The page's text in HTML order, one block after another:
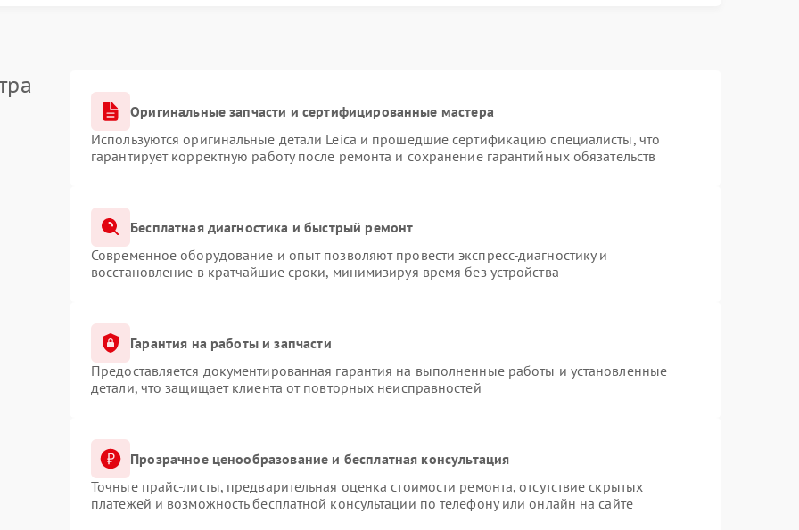
Оригинальные запчасти и сертифицированные мастера
Используются оригинальные детали Leica и прошедшие сертификацию специалисты, что
гарантирует корректную работу после ремонта и сохранение гарантийных обязательств
Бесплатная диагностика и быстрый ремонт
Современное оборудование и опыт позволяют провести экспресс-диагностику и
восстановление в кратчайшие сроки, минимизируя время без устройства
Гарантия на работы и запчасти
Предоставляется документированная гарантия на выполненные работы и установленные
детали, что защищает клиента от повторных неисправностей
Прозрачное ценообразование и бесплатная консультация
Точные прайс-листы, предварительная оценка стоимости ремонта, отсутствие скрытых
платежей и возможность бесплатной консультации по телефону или онлайн на сайте